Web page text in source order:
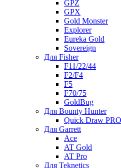
GPZ
GPX
Gold Monster
Explorer
Eureka Gold
Sovereign
Для Fisher
F11/22/44
F2/F4
F5
F70/75
GoldBug
Для Bounty Hunter
Quick Draw PRO
Для Garrett
Ace
AT Gold
AT Pro
Для Teknetics